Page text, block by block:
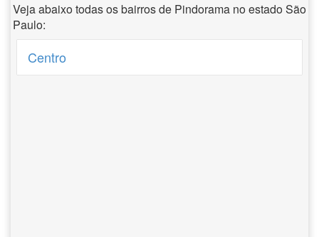
Veja abaixo todas os bairros de Pindorama no estado São
Paulo:
Centro